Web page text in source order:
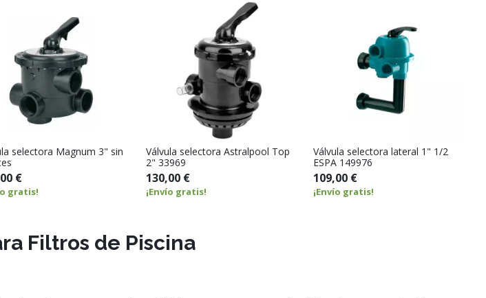
selectora Magnum 3" sin
€
gratis!
Válvula selectora Astralpool Top
2" 33969
130,00 €
¡Envío gratis!
Válvula selectora lateral 1" 1/2
ESPA 149976
109,00 €
¡Envío gratis!
Filtros de Piscina